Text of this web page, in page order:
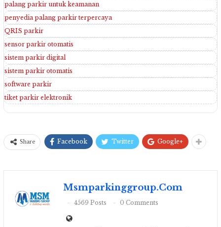
palang parkir untuk keamanan
penyedia palang parkir terpercaya
QRIS parkir
sensor parkir otomatis
sistem parkir digital
sistem parkir otomatis
software parkir
tiket parkir elektronik
Share Facebook Twitter Google+
Msmparkinggroup.com
4569 Posts 0 Comments